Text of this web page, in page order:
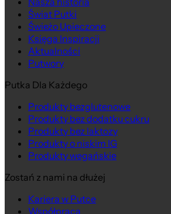
Świat Putki
Świeżo Upieczone
Księga Inspiracji
Aktualności
Putwory
Putka Dla Każdego
Produkty bezglutenowe
Produkty bez dodatku cukru
Produkty bez laktozy
Produkty o niskim IG
Produkty wegańskie
Zostań z nami na dłużej
Kariera w Putce
Współpraca